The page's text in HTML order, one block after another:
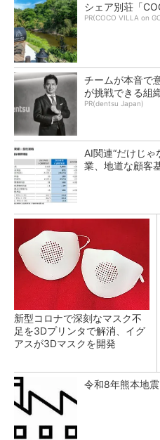
シェア別荘「
PR(COCO VILLA on
チームが本音で
が挑戦できる組
PR(dentsu Japan)
AI関連“だけじ
業、地道な顧客
新型コロナで深刻なマスク不
足を3Dプリンタで解消、イグ
アスが3Dマスクを開発
令和8年熊本地